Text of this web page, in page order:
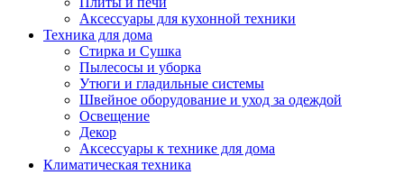
Аксессуары для кухонной техники
Техника для дома
Стирка и Сушка
Пылесосы и уборка
Утюги и гладильные системы
Швейное оборудование и уход за одеждой
Освещение
Декор
Аксессуары к технике для дома
Климатическая техника